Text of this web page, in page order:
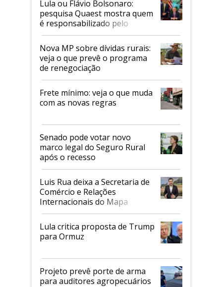
Lula ou Flávio Bolsonaro:
pesquisa Quaest mostra quem
é responsabilizado pelo
tarifaço dos EUA
Nova MP sobre dívidas rurais:
veja o que prevê o programa
de renegociação
Frete mínimo: veja o que muda
com as novas regras
Senado pode votar novo
marco legal do Seguro Rural
após o recesso
Luis Rua deixa a Secretaria de
Comércio e Relações
Internacionais do Mapa
Lula critica proposta de Trump
para Ormuz
Projeto prevê porte de arma
para auditores agropecuários